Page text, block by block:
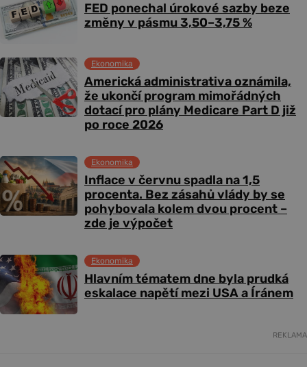
FED ponechal úrokové sazby beze
změny v pásmu 3,50–3,75 %
Americká administrativa oznámila,
že ukončí program mimořádných
dotací pro plány Medicare Part D již
po roce 2026
Ekonomika
Inflace v červnu spadla na 1,5
procenta. Bez zásahů vlády by se
pohybovala kolem dvou procent –
zde je výpočet
Ekonomika
Hlavním tématem dne byla prudká
eskalace napětí mezi USA a Íránem
Ekonomika
REKLAMA